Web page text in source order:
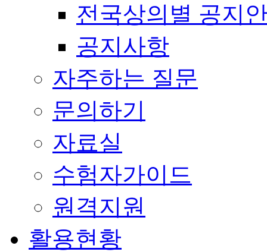
전국상의별 공지
공지사항
자주하는 질문
문의하기
자료실
수험자가이드
원격지원
활용현황